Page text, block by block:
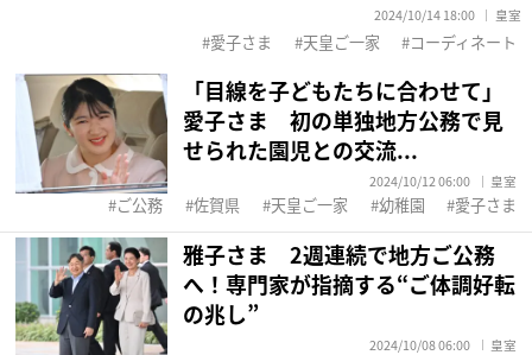
2024/10/14 18:00 皇室
愛子さま 天皇ご一家 コーディネート
「目線を子どもたちに合わせて」
愛子さま 初の単独地方公務で見
せられた園児との交流...
2024/10/12 06:00 皇室
ご公務 佐賀県 天皇ご一家 幼稚園 愛子さま
雅子さま 2週連続で地方ご公務
へ！専門家が指摘する“ご体調好転
の兆し”
2024/10/08 06:00 皇室